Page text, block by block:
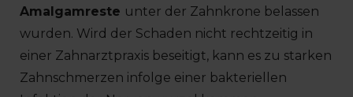
Amalgamreste unter der Zahnkrone belassen
wurden. Wird der Schaden nicht rechtzeitig in
einer Zahnarztpraxis beseitigt, kann es zu starken
Zahnschmerzen infolge einer bakteriellen